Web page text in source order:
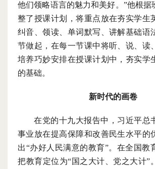
他们领略语言的魅力和美好。”他根据
整了授课计划，将重点放在夯实学生
纠音、领读、单词默写、讲解基础语
节做起，在每一节课中将听、说、读
培养巧妙安排在授课计划中，夯实学
的基础。
新时代的画卷
在党的十九大报告中，习近平总
事业放在提高保障和改善民生水平的
出“办好人民满意的教育”。在全国教
把教育定位为“国之大计、党之大计”